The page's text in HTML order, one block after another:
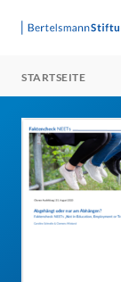
STARTSEITE